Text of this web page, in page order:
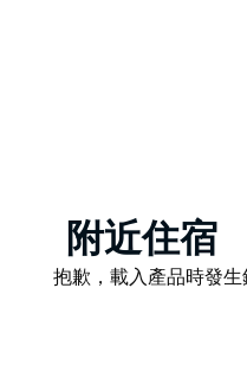
Product
List
附近住宿
Product
抱歉，載入產品時發生